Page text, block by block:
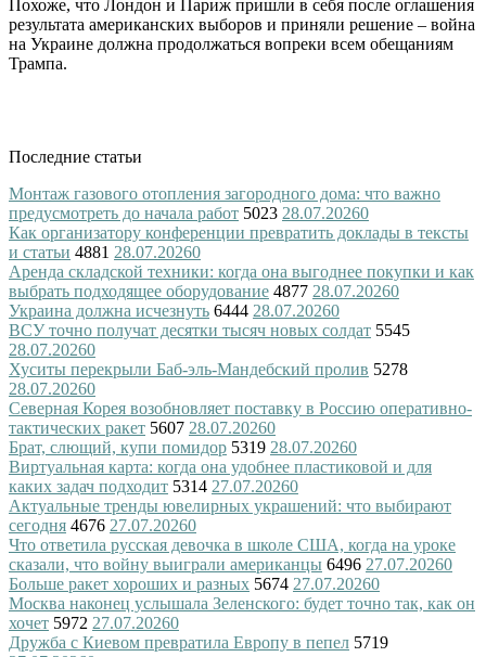
Похоже, что Лондон и Париж пришли в себя после оглашения
результата американских выборов и приняли решение – война
на Украине должна продолжаться вопреки всем обещаниям
Трампа.
Последние статьи
Монтаж газового отопления загородного дома: что важно
предусмотреть до начала работ 5023 28.07.20260
Как организатору конференции превратить доклады в тексты
и статьи 4881 28.07.20260
Аренда складской техники: когда она выгоднее покупки и как
выбрать подходящее оборудование 4877 28.07.20260
Украина должна исчезнуть 6444 28.07.20260
ВСУ точно получат десятки тысяч новых солдат 5545
28.07.20260
Хуситы перекрыли Баб-эль-Мандебский пролив 5278
28.07.20260
Северная Корея возобновляет поставку в Россию оперативно-
тактических ракет 5607 28.07.20260
Брат, слющий, купи помидор 5319 28.07.20260
Виртуальная карта: когда она удобнее пластиковой и для
каких задач подходит 5314 27.07.20260
Актуальные тренды ювелирных украшений: что выбирают
сегодня 4676 27.07.20260
Что ответила русская девочка в школе США, когда на уроке
сказали, что войну выиграли американцы 6496 27.07.20260
Больше ракет хороших и разных 5674 27.07.20260
Москва наконец услышала Зеленского: будет точно так, как он
хочет 5972 27.07.20260
Дружба с Киевом превратила Европу в пепел 5719